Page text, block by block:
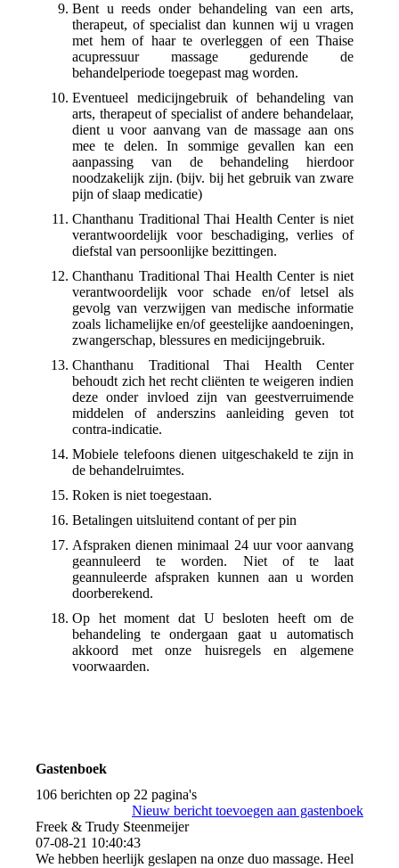
Bent u reeds onder behandeling van een arts,
therapeut, of specialist dan kunnen wij u vragen
met hem of haar te overleggen of een Thaise
acupressuur massage gedurende de
behandelperiode toegepast mag worden.
Eventueel medicijngebruik of behandeling van
arts, therapeut of specialist of andere behandelaar,
dient u voor aanvang van de massage aan ons
mee te delen. In sommige gevallen kan een
aanpassing van de behandeling hierdoor
noodzakelijk zijn. (bijv. bij het gebruik van zware
pijn of slaap medicatie)
Chanthanu Traditional Thai Health Center is niet
verantwoordelijk voor beschadiging, verlies of
diefstal van persoonlijke bezittingen.
Chanthanu Traditional Thai Health Center is niet
verantwoordelijk voor schade en/of letsel als
gevolg van verzwijgen van medische informatie
zoals lichamelijke en/of geestelijke aandoeningen,
zwangerschap, blessures en medicijngebruik.
Chanthanu Traditional Thai Health Center
behoudt zich het recht cliënten te weigeren indien
deze onder invloed zijn van geestverruimende
middelen of anderszins aanleiding geven tot
contra-indicatie.
Mobiele telefoons dienen uitgeschakeld te zijn in
de behandelruimtes.
Roken is niet toegestaan.
Betalingen uitsluitend contant of per pin
Afspraken dienen minimaal 24 uur voor aanvang
geannuleerd te worden. Niet of te laat
geannuleerde afspraken kunnen aan u worden
doorberekend.
Op het moment dat U besloten heeft om de
behandeling te ondergaan gaat u automatisch
akkoord met onze huisregels en algemene
voorwaarden.
Gastenboek
106 berichten op 22 pagina's
Nieuw bericht toevoegen aan gastenboek
Freek & Trudy Steenmeijer
07-08-21 10:40:43
We hebben heerlijk geslapen na onze duo massage. Heel